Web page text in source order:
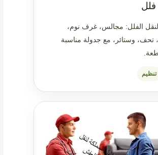
الفلل: مجالس، غرف نوم،
تحف، وستائر، مع جدولة مناسبة
تنظيم